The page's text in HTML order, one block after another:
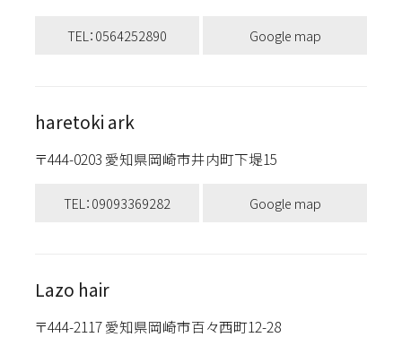
TEL：0564252890 Google map
haretoki ark
〒444-0203 愛知県岡崎市井内町下堤15
TEL：09093369282 Google map
Lazo hair
〒444-2117 愛知県岡崎市百々西町12-28